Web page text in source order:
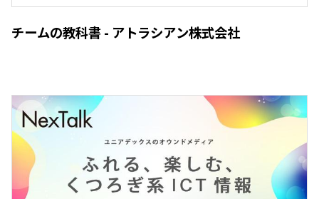
チームの教科書 - アトラシアン株式会社